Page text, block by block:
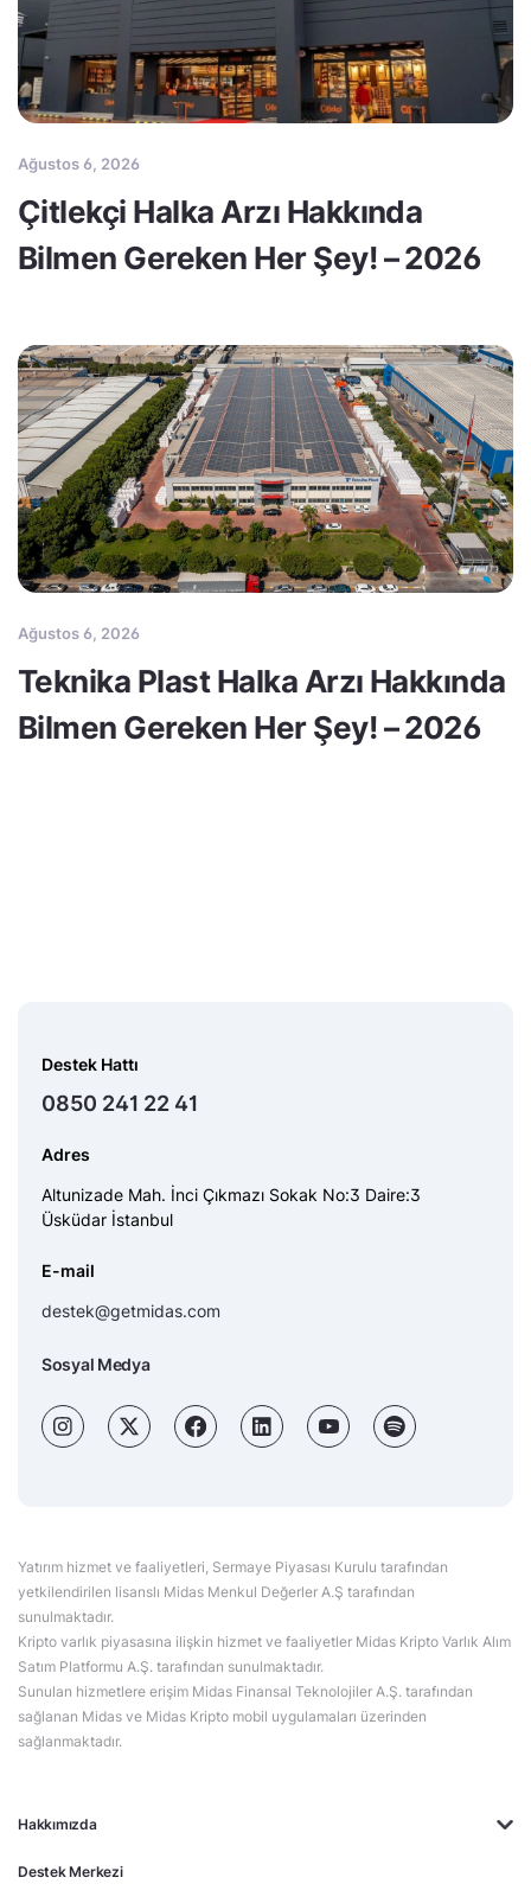
Ağustos 6, 2026
Çitlekçi Halka Arzı Hakkında
Bilmen Gereken Her Şey! – 2026
Ağustos 6, 2026
Teknika Plast Halka Arzı Hakkında
Bilmen Gereken Her Şey! – 2026
Hakkımızda
Destek Merkezi
Destek Hattı
0850 241 22 41
Adres
Altunizade Mah. İnci Çıkmazı Sokak No:3 Daire:3
Üsküdar İstanbul
E-mail
destek@getmidas.com
Sosyal Medya
Yatırım hizmet ve faaliyetleri, Sermaye Piyasası Kurulu tarafından
yetkilendirilen lisanslı Midas Menkul Değerler A.Ş tarafından
sunulmaktadır.
Kripto varlık piyasasına ilişkin hizmet ve faaliyetler Midas Kripto Varlık Alım
Satım Platformu A.Ş. tarafından sunulmaktadır.
Sunulan hizmetlere erişim Midas Finansal Teknolojiler A.Ş. tarafından
sağlanan Midas ve Midas Kripto mobil uygulamaları üzerinden
sağlanmaktadır.